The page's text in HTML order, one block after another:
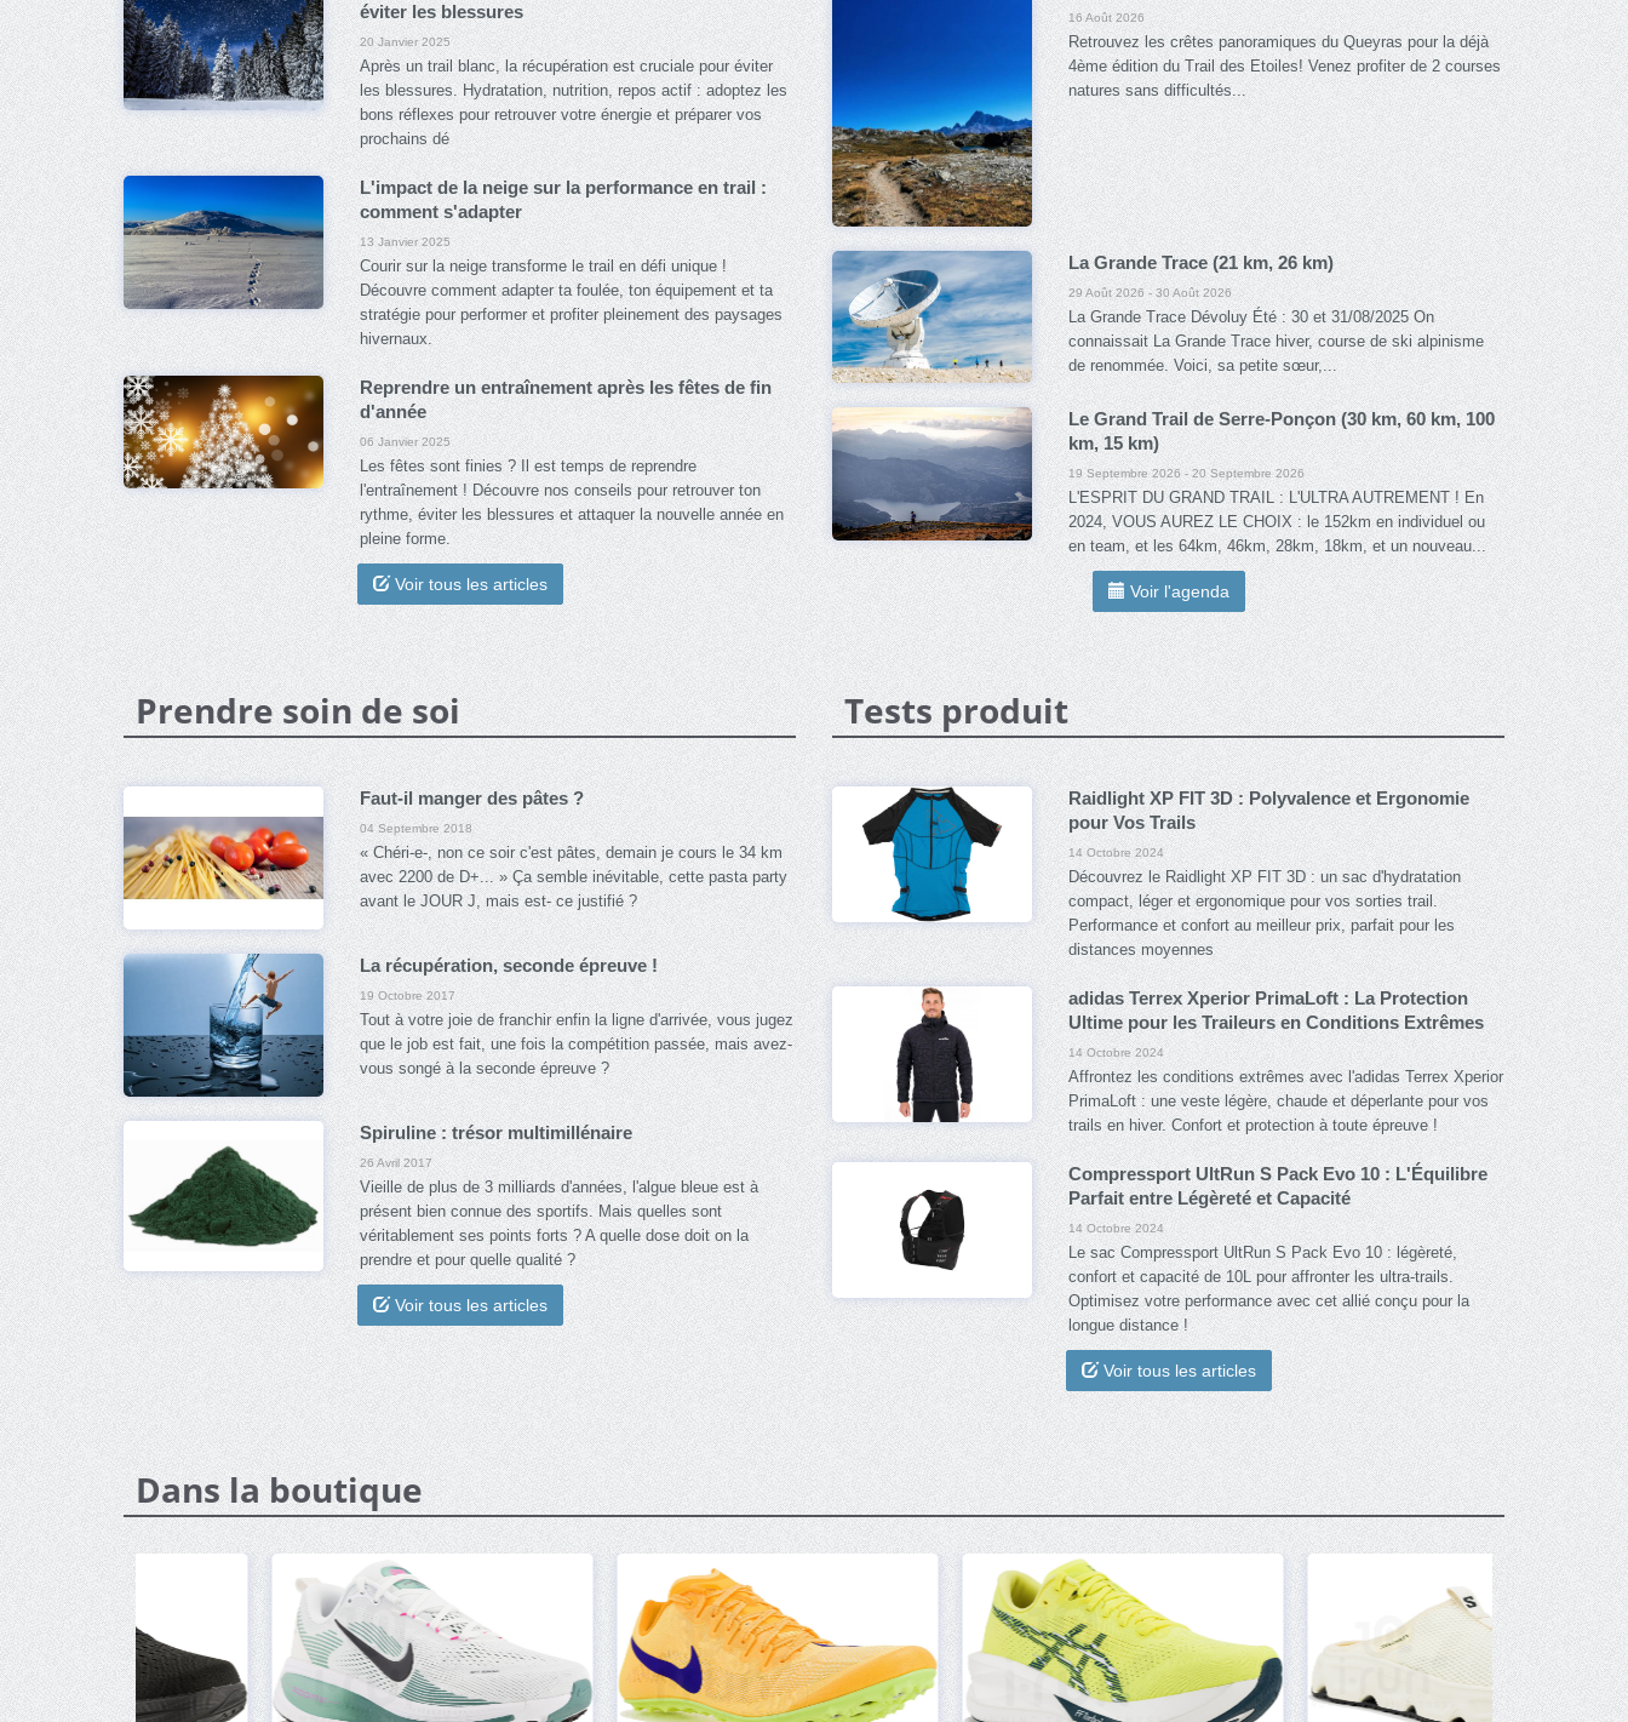
éviter les blessures
20 Janvier 2025
Après un trail blanc, la récupération est cruciale pour éviter
les blessures. Hydratation, nutrition, repos actif : adoptez les
bons réflexes pour retrouver votre énergie et préparer vos
prochains dé
L'impact de la neige sur la performance en trail :
comment s'adapter
13 Janvier 2025
Courir sur la neige transforme le trail en défi unique !
Découvre comment adapter ta foulée, ton équipement et ta
stratégie pour performer et profiter pleinement des paysages
hivernaux.
Reprendre un entraînement après les fêtes de fin
d'année
06 Janvier 2025
Les fêtes sont finies ? Il est temps de reprendre
l'entraînement ! Découvre nos conseils pour retrouver ton
rythme, éviter les blessures et attaquer la nouvelle année en
pleine forme.
Voir tous les articles
16 Août 2026
Retrouvez les crêtes panoramiques du Queyras pour la déjà
4ème édition du Trail des Etoiles! Venez profiter de 2 courses
natures sans difficultés...
La Grande Trace (21 km, 26 km)
29 Août 2026 - 30 Août 2026
La Grande Trace Dévoluy Été : 30 et 31/08/2025 On
connaissait La Grande Trace hiver, course de ski alpinisme
de renommée. Voici, sa petite sœur,...
Le Grand Trail de Serre-Ponçon (30 km, 60 km, 100
km, 15 km)
19 Septembre 2026 - 20 Septembre 2026
L'ESPRIT DU GRAND TRAIL : L'ULTRA AUTREMENT ! En
2024, VOUS AUREZ LE CHOIX : le 152km en individuel ou
en team, et les 64km, 46km, 28km, 18km, et un nouveau...
Voir l'agenda
Prendre soin de soi
Faut-il manger des pâtes ?
04 Septembre 2018
« Chéri-e-, non ce soir c'est pâtes, demain je cours le 34 km
avec 2200 de D+... » Ça semble inévitable, cette pasta party
avant le JOUR J, mais est- ce justifié ?
La récupération, seconde épreuve !
19 Octobre 2017
Tout à votre joie de franchir enfin la ligne d'arrivée, vous jugez
que le job est fait, une fois la compétition passée, mais avez-
vous songé à la seconde épreuve ?
Spiruline : trésor multimillénaire
26 Avril 2017
Vieille de plus de 3 milliards d'années, l'algue bleue est à
présent bien connue des sportifs. Mais quelles sont
véritablement ses points forts ? A quelle dose doit on la
prendre et pour quelle qualité ?
Voir tous les articles
Tests produit
Raidlight XP FIT 3D : Polyvalence et Ergonomie
pour Vos Trails
14 Octobre 2024
Découvrez le Raidlight XP FIT 3D : un sac d'hydratation
compact, léger et ergonomique pour vos sorties trail.
Performance et confort au meilleur prix, parfait pour les
distances moyennes
adidas Terrex Xperior PrimaLoft : La Protection
Ultime pour les Traileurs en Conditions Extrêmes
14 Octobre 2024
Affrontez les conditions extrêmes avec l'adidas Terrex Xperior
PrimaLoft : une veste légère, chaude et déperlante pour vos
trails en hiver. Confort et protection à toute épreuve !
Compressport UltRun S Pack Evo 10 : L'Équilibre
Parfait entre Légèreté et Capacité
14 Octobre 2024
Le sac Compressport UltRun S Pack Evo 10 : légèreté,
confort et capacité de 10L pour affronter les ultra-trails.
Optimisez votre performance avec cet allié conçu pour la
longue distance !
Voir tous les articles
Dans la boutique